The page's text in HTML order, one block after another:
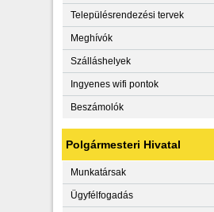
Településrendezési tervek
Meghívók
Szálláshelyek
Ingyenes wifi pontok
Beszámolók
Polgármesteri Hivatal
Munkatársak
Ügyfélfogadás